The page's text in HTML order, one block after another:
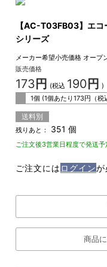
【AC-T03FB03】エ
シリーズ
メーカー希望小売価格 オープ
販売価格
173 円 (税込 190 円 )
1個 (1個あたり173円（税
送料別
残りあと： 351 個
ご注文後3営業日程度で発送予
ご注文には ログインが
商品